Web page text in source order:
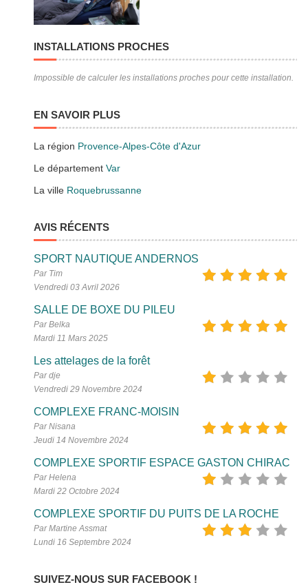
INSTALLATIONS PROCHES
Impossible de calculer les installations proches pour cette installation.
EN SAVOIR PLUS
La région Provence-Alpes-Côte d'Azur
Le départementVar
La ville Roquebrussanne
AVIS RÉCENTS
SPORT NAUTIQUE ANDERNOS
Par Tim
Vendredi 03 Avril 2026
SALLE DE BOXE DU PILEU
Par Belka
Mardi 11 Mars 2025
Les attelages de la forêt
Par dje
Vendredi 29 Novembre 2024
COMPLEXE FRANC-MOISIN
Par Nisana
Jeudi 14 Novembre 2024
COMPLEXE SPORTIF ESPACE GASTON CHIRAC
Par Helena
Mardi 22 Octobre 2024
COMPLEXE SPORTIF DU PUITS DE LA ROCHE
Par Martine Assmat
Lundi 16 Septembre 2024
SUIVEZ-NOUS SUR FACEBOOK !